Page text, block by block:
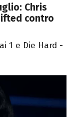
Chris
contro
1 e Die Hard -